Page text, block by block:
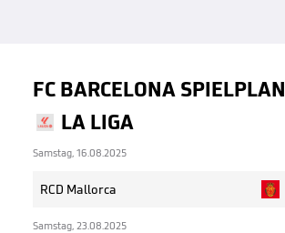
FC BARCELONA SPIELPLAN
LA LIGA
Samstag, 16.08.2025
RCD Mallorca
Samstag, 23.08.2025